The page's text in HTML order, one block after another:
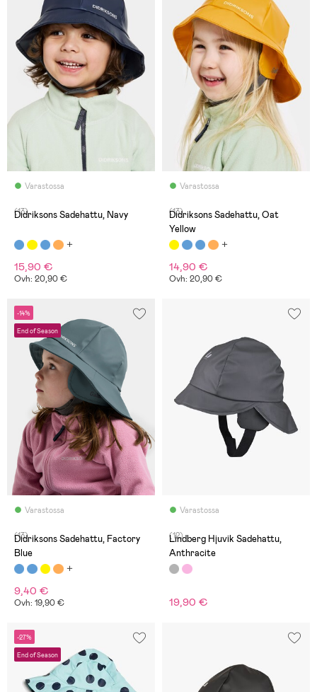
Varastossa
(13)
Didriksons Sadehattu, Navy
15,90 €
Ovh: 20,90 €
Varastossa
(13)
Didriksons Sadehattu, Oat
Yellow
14,90 €
Ovh: 20,90 €
-14%
End of Season
Varastossa
(13)
Didriksons Sadehattu, Factory
Blue
9,40 €
Ovh: 19,90 €
Varastossa
(12)
Lindberg Hjuvik Sadehattu,
Anthracite
19,90 €
-27%
End of Season